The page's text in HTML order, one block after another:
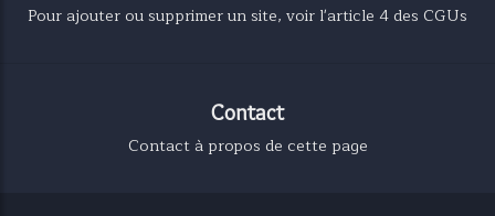
Pour ajouter ou supprimer un site, voir l'article 4 des CGUs
Contact
Contact à propos de cette page